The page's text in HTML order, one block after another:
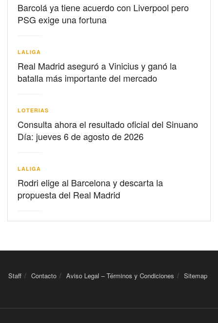
Barcolá ya tiene acuerdo con Liverpool pero
PSG exige una fortuna
LALIGA
Real Madrid aseguró a Vinicius y ganó la
batalla más importante del mercado
LOTERIAS
Consulta ahora el resultado oficial del Sinuano
Día: jueves 6 de agosto de 2026
LALIGA
Rodri elige al Barcelona y descarta la
propuesta del Real Madrid
Staff Contacto Aviso Legal – Términos y Condiciones Sitemap